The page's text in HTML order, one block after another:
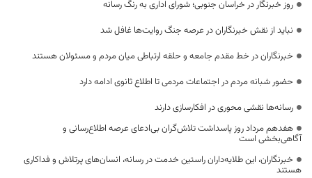
روز خبرنگار در خراسان جنوبی؛ شورای اداری به رنگ رسانه
نباید از نقش خبرنگاران در عرصه جنگ روایت‌ها غافل شد
خبرنگاران در خط مقدم جامعه و حلقه ارتباطی میان مردم و مسئولان هستند
حضور شبانه مردم در اجتماعات مردمی تا اطلاع ثانوی ادامه دارد
رسانه‌ها نقشی محوری در افکارسازی دارند
هفدهم مرداد روز پاسداشت تلاش‌گران بی‌ادعای عرصه اطلاع‌رسانی و
آگاهی‌بخشی است
خبرنگاران، این طلایه‌داران راستین خدمت در رسانه، انسان‌های پرتلاش و فداکاری
هستند